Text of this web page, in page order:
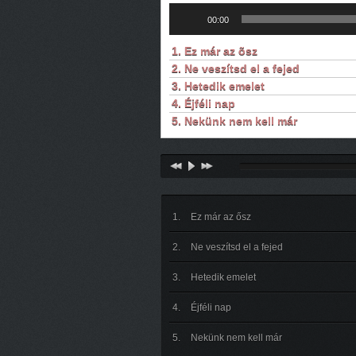
00:00
1. Ez már az õsz
2. Ne veszítsd el a fejed
3. Hetedik emelet
4. Éjféli nap
5. Nekünk nem kell már
Ez már az ősz
Ne veszítsd el a fejed
Hetedik emelet
Éjféli nap
Nekünk nem kell már